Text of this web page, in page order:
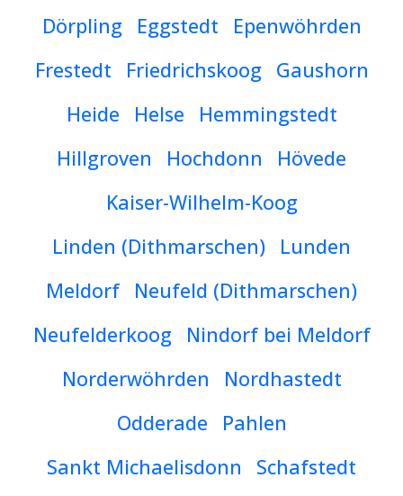
Dörpling
Eggstedt
Epenwöhrden
Frestedt
Friedrichskoog
Gaushorn
Heide
Helse
Hemmingstedt
Hillgroven
Hochdonn
Hövede
Kaiser-Wilhelm-Koog
Linden (Dithmarschen)
Lunden
Meldorf
Neufeld (Dithmarschen)
Neufelderkoog
Nindorf bei Meldorf
Norderwöhrden
Nordhastedt
Odderade
Pahlen
Sankt Michaelisdonn
Schafstedt